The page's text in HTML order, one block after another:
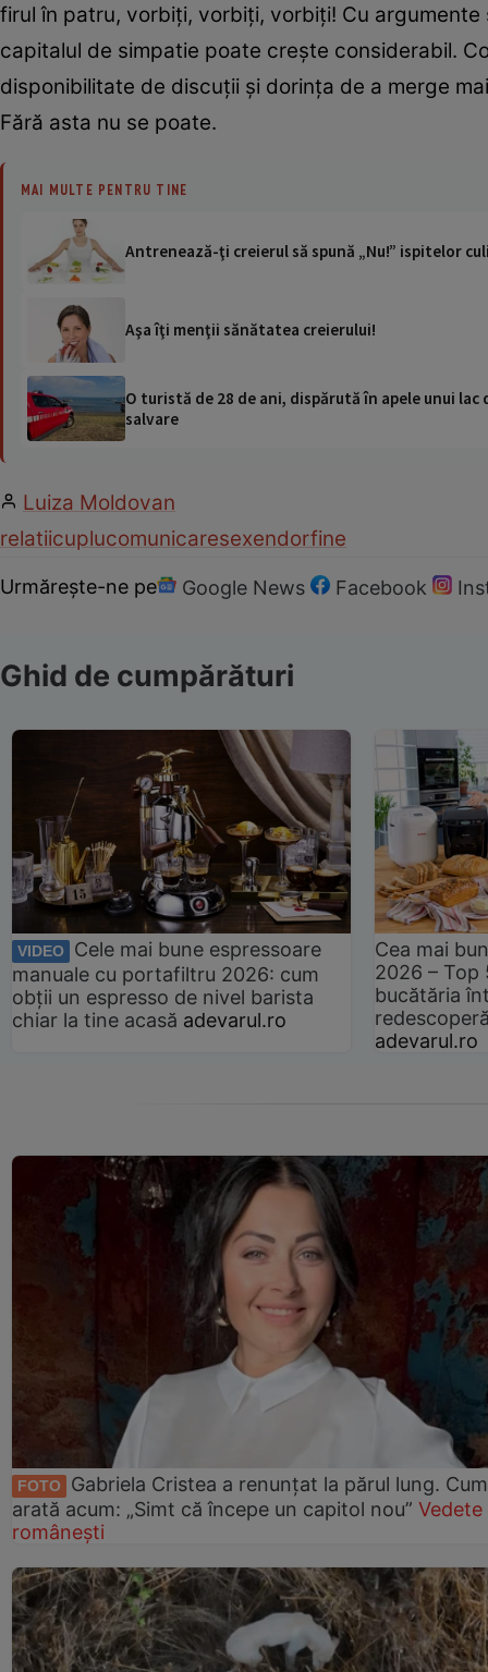
firul în patru, vorbiţi, vorbiţi, vorbiţi! Cu
capitalul de simpatie poate creşte considerabil.
disponibilitate de discuţii şi dorinţa de a merge
Fără asta nu se poate.
MAI MULTE PENTRU TINE
Antrenează-ţi creierul să spună „Nu!” ispitelor
Aşa îţi menţii sănătatea creierului!
O turistă de 28 de ani, dispărută în apele unui
salvare
Luiza Moldovan
relatiicuplucomunicaresexendorfine
Urmărește-ne pe Google News Facebook
Ghid de cumpărături
VIDEO
Cele mai bune espressoare
manuale cu portafiltru 2026: cum
obții un espresso de nivel barista
chiar la tine acasă adevarul.ro
Cea mai
2026 –
bucătăria
adevarul.ro
FOTO
Gabriela Cristea a renunțat la părul lung. Cum
arată acum: „Simt că începe un capitol nou” Vedete
românești